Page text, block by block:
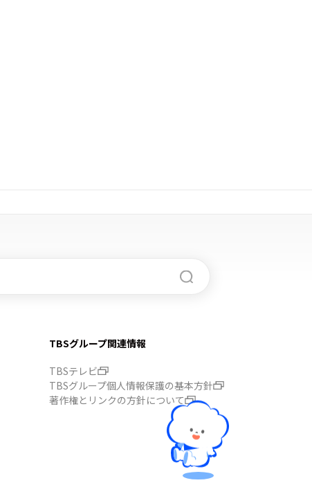
TBSグループ関連情報
TBSテレビ
TBSグループ個人情報保護の基本方針
著作権とリンクの方針について